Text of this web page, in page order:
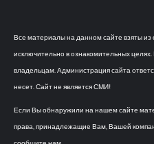
Все материалы на данном сайте взяты из
исключительно в ознакомительных
владельцам. Администрация сайта
несет. Сайт не является СМИ!
Если Вы обнаружили на нашем сайте
права, принадлежащие Вам, Вашей